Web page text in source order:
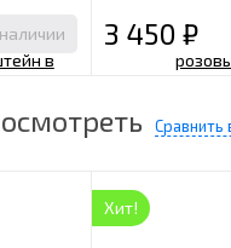
3 450 ₽
Сравнить
Хит!